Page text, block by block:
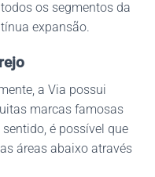
os segmentos da
expansão.
a Via possui
marcas famosas
é possível que
áreas abaixo através